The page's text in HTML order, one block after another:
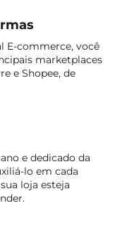
E-commerce, você
marketplaces
e Shopee, de
e dedicado da
lo em cada
loja esteja